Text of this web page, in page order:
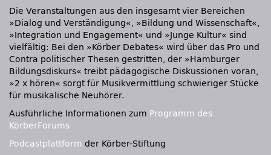
Die Veranstaltungen aus den insgesamt vier Bereichen
»Dialog und Verständigung«, »Bildung und Wissenschaft«,
»Integration und Engagement« und »Junge Kultur« sind
vielfältig: Bei den »Körber Debates« wird über das Pro und
Contra politischer Thesen gestritten, der »Hamburger
Bildungsdiskurs« treibt pädagogische Diskussionen voran,
»2 x hören« sorgt für Musikvermittlung schwieriger Stücke
für musikalische Neuhörer.
Ausführliche Informationen zum Programm des
KörberForums
Podcastplattform der Körber-Stiftung